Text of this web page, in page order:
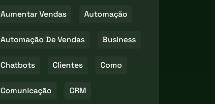
Aumentar Vendas Automação
Automação De Vendas Business
Chatbots Clientes Como
Comunicação CRM